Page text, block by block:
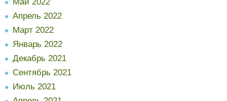
Апрель 2022
Март 2022
Январь 2022
Декабрь 2021
Сентябрь 2021
Июль 2021